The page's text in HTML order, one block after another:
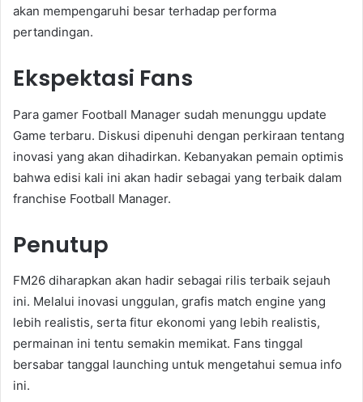
akan mempengaruhi besar terhadap performa
pertandingan.
Ekspektasi Fans
Para gamer Football Manager sudah menunggu update
Game terbaru. Diskusi dipenuhi dengan perkiraan tentang
inovasi yang akan dihadirkan. Kebanyakan pemain optimis
bahwa edisi kali ini akan hadir sebagai yang terbaik dalam
franchise Football Manager.
Penutup
FM26 diharapkan akan hadir sebagai rilis terbaik sejauh
ini. Melalui inovasi unggulan, grafis match engine yang
lebih realistis, serta fitur ekonomi yang lebih realistis,
permainan ini tentu semakin memikat. Fans tinggal
bersabar tanggal launching untuk mengetahui semua info
ini.